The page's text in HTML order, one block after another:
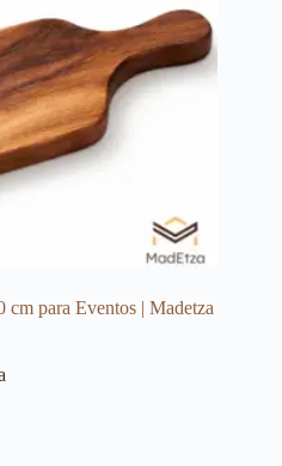
para Eventos | Madetza